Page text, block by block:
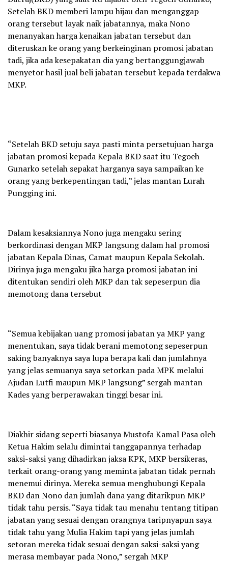
Setelah BKD memberi lampu hijau dan menganggap
orang tersebut layak naik jabatannya, maka Nono
menanyakan harga kenaikan jabatan tersebut dan
diteruskan ke orang yang berkeinginan promosi jabatan
tadi, jika ada kesepakatan dia yang bertanggungjawab
menyetor hasil jual beli jabatan tersebut kepada terdakwa
MKP.
“Setelah BKD setuju saya pasti minta persetujuan harga
jabatan promosi kepada Kepala BKD saat itu Tegoeh
Gunarko setelah sepakat harganya saya sampaikan ke
orang yang berkepentingan tadi,” jelas mantan Lurah
Pungging ini.
Dalam kesaksiannya Nono juga mengaku sering
berkordinasi dengan MKP langsung dalam hal promosi
jabatan Kepala Dinas, Camat maupun Kepala Sekolah.
Dirinya juga mengaku jika harga promosi jabatan ini
ditentukan sendiri oleh MKP dan tak sepeserpun dia
memotong dana tersebut
“Semua kebijakan uang promosi jabatan ya MKP yang
menentukan, saya tidak berani memotong sepeserpun
saking banyaknya saya lupa berapa kali dan jumlahnya
yang jelas semuanya saya setorkan pada MPK melalui
Ajudan Lutfi maupun MKP langsung” sergah mantan
Kades yang berperawakan tinggi besar ini.
Diakhir sidang seperti biasanya Mustofa Kamal Pasa oleh
Ketua Hakim selalu dimintai tanggapannya terhadap
saksi-saksi yang dihadirkan jaksa KPK, MKP bersikeras,
terkait orang-orang yang meminta jabatan tidak pernah
menemui dirinya. Mereka semua menghubungi Kepala
BKD dan Nono dan jumlah dana yang ditarikpun MKP
tidak tahu persis. “Saya tidak tau menahu tentang titipan
jabatan yang sesuai dengan orangnya taripnyapun saya
tidak tahu yang Mulia Hakim tapi yang jelas jumlah
setoran mereka tidak sesuai dengan saksi-saksi yang
merasa membayar pada Nono,” sergah MKP